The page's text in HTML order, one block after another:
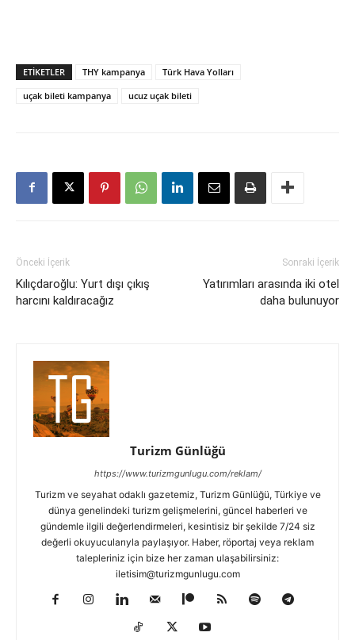
ETIKETLER THY kampanya
Türk Hava Yolları
uçak bileti kampanya
ucuz uçak bileti
Önceki İçerik
Kılıçdaroğlu: Yurt dışı çıkış
harcını kaldıracağız
Sonraki İçerik
Yatırımları arasında iki otel
daha bulunuyor
Turizm Günlüğü
https://www.turizmgunlugu.com/reklam/
Turizm ve seyahat odaklı gazetemiz, Turizm Günlüğü, Türkiye ve
dünya genelindeki turizm gelişmelerini, güncel haberleri ve
gündemle ilgili değerlendirmeleri, kesintisiz bir şekilde 7/24 siz
değerli okuyucularıyla paylaşıyor. Haber, röportaj veya reklam
talepleriniz için bize her zaman ulaşabilirsiniz:
iletisim@turizmgunlugu.com